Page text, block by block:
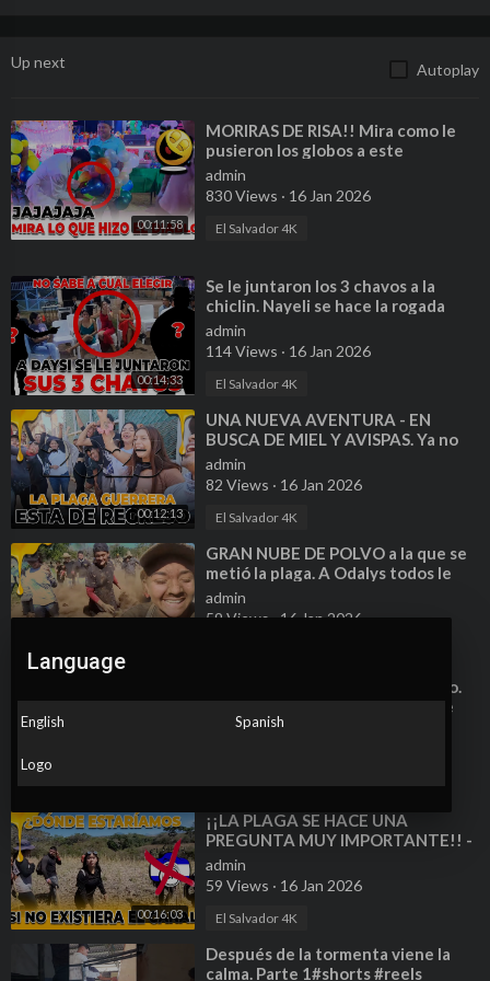
Up next Autoplay
00:11:58
⁣MORIRAS DE RISA!! Mira como le
pusieron los globos a este
trabajador. Esto cada ves se pone
mejor.
admin
830 Views · 16 Jan 2026
El Salvador 4K
00:14:33
⁣Se le juntaron los 3 chavos a la
chiclin. Nayeli se hace la rogada
para que le tomen foto.
admin
114 Views · 16 Jan 2026
El Salvador 4K
00:12:13
⁣UNA NUEVA AVENTURA - EN
BUSCA DE MIEL Y AVISPAS. Ya no
veremos a Henry en los videos.
admin
82 Views · 16 Jan 2026
El Salvador 4K
⁣GRAN NUBE DE POLVO a la que se
metió la plaga. A Odalys todos le
pasaron encima, no le fue nada bien
admin
59 Views·16 Jan 2026
⁣DIVERTIDO baño de agua y polvo.
Mira como quedaron después de
este reto.
admin
El Salvador 4K
00:16:03
⁣¡¡LA PLAGA SE HACE UNA
PREGUNTA MUY IMPORTANTE!! -
Bessy ya tuviera 2 hijos.
admin
59 Views · 16 Jan 2026
El Salvador 4K
⁣Después de la tormenta viene la
calma. Parte 1#shorts #reels
Language
English Spanish
Logo